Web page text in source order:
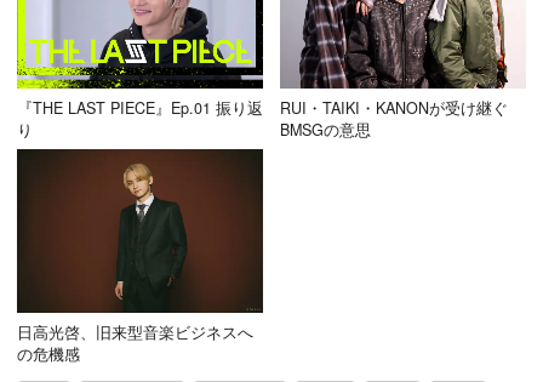
『THE LAST PIECE』Ep.01 振り返
り
RUI・TAIKI・KANONが受け継ぐ
BMSGの意思
日高光啓、旧来型音楽ビジネスへ
の危機感